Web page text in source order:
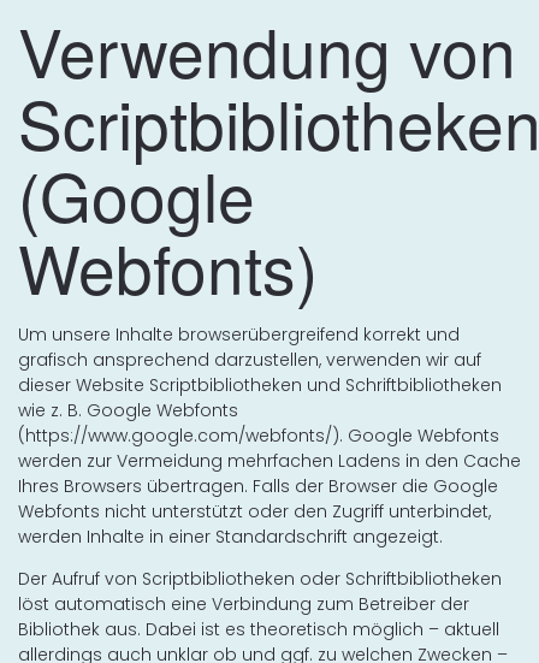
Verwendung von
(Google
Webfonts)
Um unsere Inhalte browserübergreifend korrekt und
grafisch ansprechend darzustellen, verwenden wir auf
dieser Website Scriptbibliotheken und Schriftbibliotheken
wie z. B. Google Webfonts
(https://www.google.com/webfonts/). Google Webfonts
werden zur Vermeidung mehrfachen Ladens in den Cache
Ihres Browsers übertragen. Falls der Browser die Google
Webfonts nicht unterstützt oder den Zugriff unterbindet,
werden Inhalte in einer Standardschrift angezeigt.
Der Aufruf von Scriptbibliotheken oder Schriftbibliotheken
löst automatisch eine Verbindung zum Betreiber der
Bibliothek aus. Dabei ist es theoretisch möglich – aktuell
allerdings auch unklar ob und ggf. zu welchen Zwecken –